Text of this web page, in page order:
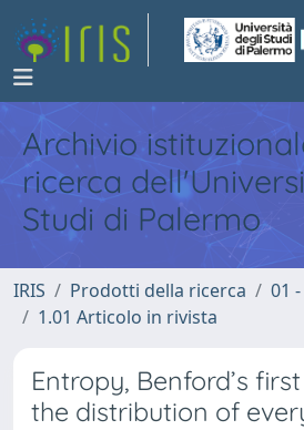
Archivio
ricerca
Studi di Palermo
IRIS Prodotti della ricerca
01
1.01 Articolo in rivista
Entropy, Benford’s
the distribution of